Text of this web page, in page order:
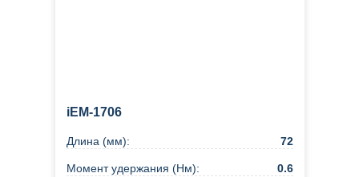
iEM-1706
Длина (мм): 72
Момент удержания (Нм): 0.6